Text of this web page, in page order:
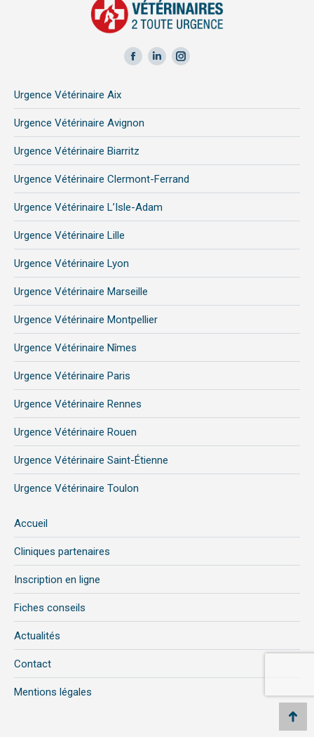
Facebook
in
new
window
LinkedIn
new
Instagram
new
Urgence Vétérinaire Aix
Urgence Vétérinaire Avignon
Urgence Vétérinaire Biarritz
Urgence Vétérinaire Clermont-Ferrand
Urgence Vétérinaire L’Isle-Adam
Urgence Vétérinaire Lille
Urgence Vétérinaire Lyon
Urgence Vétérinaire Marseille
Urgence Vétérinaire Montpellier
Urgence Vétérinaire Nîmes
Urgence Vétérinaire Paris
Urgence Vétérinaire Rennes
Urgence Vétérinaire Rouen
Urgence Vétérinaire Saint-Étienne
Urgence Vétérinaire Toulon
Accueil
Cliniques partenaires
Inscription en ligne
Fiches conseils
Actualités
Contact
Mentions légales
Aller